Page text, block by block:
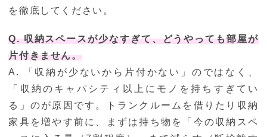
を徹底してください。
Q. 収納スペースが少なすぎて、どうやっても部屋が
片付きません。
A. 「収納が少ないから片付かない」のではなく、
「収納のキャパシティ以上にモノを持ちすぎてい
る」のが原因です。トランクルームを借りたり収納
家具を増やす前に、まずは持ち物を「今の収納スペ